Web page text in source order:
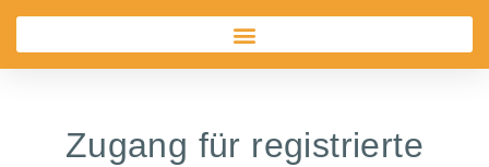
Zugang für registrierte